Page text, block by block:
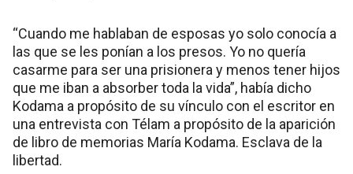
“Cuando me hablaban de esposas yo solo conocía a
las que se les ponían a los presos. Yo no quería
casarme para ser una prisionera y menos tener hijos
que me iban a absorber toda la vida”, había dicho
Kodama a propósito de su vínculo con el escritor en
una entrevista con Télam a propósito de la aparición
de libro de memorias María Kodama. Esclava de la
libertad.